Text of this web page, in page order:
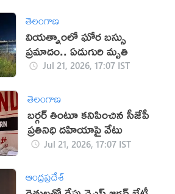
తెలంగాణ
వియత్నాంలో ఘోర బస్సు
ప్రమాదం.. ఏడుగురి మృతి
Jul 21, 2026, 17:07 IST
తెలంగాణ
బర్గర్ తింటూ కనిపించిన సీజేపీ
ప్రతినిధి దహియాపై వేటు
Jul 21, 2026, 17:07 IST
ఆంధ్రప్రదేశ్